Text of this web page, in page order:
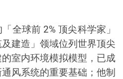
全球前 2%顶尖科学家」
建造」领域位列世界顶尖
室内环境模拟模型，已成
风系统的重要基础；他制